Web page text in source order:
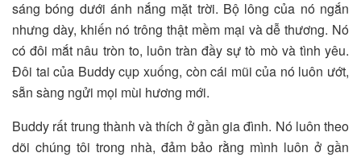
sáng bóng dưới ánh nắng mặt trời. Bộ lông của nó ngắn
nhưng dày, khiến nó trông thật mềm mại và dễ thương. Nó
có đôi mắt nâu tròn to, luôn tràn đầy sự tò mò và tình yêu.
Đôi tai của Buddy cụp xuống, còn cái mũi của nó luôn ướt,
sẵn sàng ngửi mọi mùi hương mới.
Buddy rất trung thành và thích ở gần gia đình. Nó luôn theo
dõi chúng tôi trong nhà, đảm bảo rằng mình luôn ở gần